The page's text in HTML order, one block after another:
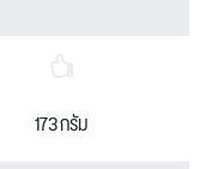
173 กรัม